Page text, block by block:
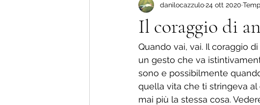
Più amore che dolore ! La nuova scuola
Storie di vita.
Il coraggio di
danilocazzulo24 ott 2020
Quando vai, vai. Il coraggio
un gesto che va
sono e possibilmente
quella vita che ti stringeva
mai più la stessa cosa.